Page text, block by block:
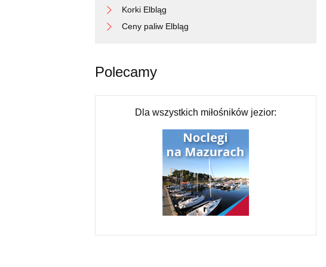
Korki Elbląg
Ceny paliw Elbląg
Polecamy
Dla wszystkich miłośników jezior: